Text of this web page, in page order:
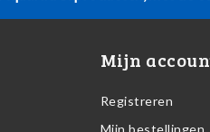
Mijn
Registreren